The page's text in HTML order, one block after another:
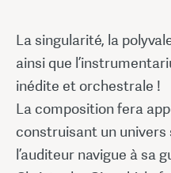
La singularité, la
ainsi que
inédite et orchestrale !
La composition fera
construisant un univers
l’auditeur navigue à sa